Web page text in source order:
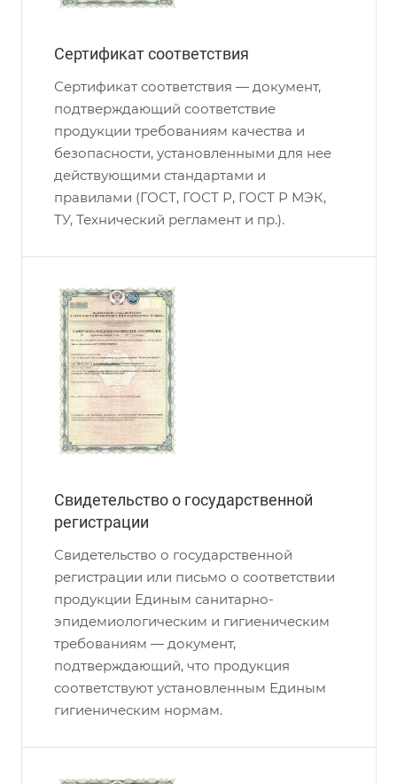
Сертификат соответствия
Сертификат соответствия — документ,
подтверждающий соответствие
продукции требованиям качества и
безопасности, установленными для нее
действующими стандартами и
правилами (ГОСТ, ГОСТ Р, ГОСТ Р МЭК,
ТУ, Технический регламент и пр.).
Свидетельство о государственной
регистрации
Свидетельство о государственной
регистрации или письмо о соответствии
продукции Единым санитарно-
эпидемиологическим и гигиеническим
требованиям — документ,
подтверждающий, что продукция
соответствуют установленным Единым
гигиеническим нормам.